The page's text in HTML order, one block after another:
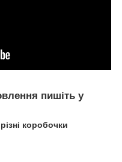
пишіть у
коробочки